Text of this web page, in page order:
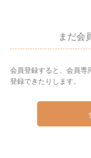
まだ会
会員登録すると、会員専
登録できたりします。